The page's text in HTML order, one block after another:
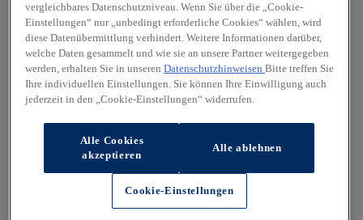
vergleichbares Datenschutzniveau. Wenn Sie über die „Cookie-
Einstellungen“ nur „unbedingt erforderliche Cookies“ wählen, wird
diese Datenübermittlung verhindert. Weitere Informationen darüber,
welche Daten gesammelt und wie sie an unsere Partner weitergegeben
werden, erhalten Sie in unseren Datenschutzhinweisen Bitte treffen Sie
Ihre individuellen Einstellungen. Sie können Ihre Einwilligung auch
jederzeit in den „Cookie-Einstellungen“ widerrufen.
Alle Cookies
akzeptieren
Alle ablehnen
Cookie-Einstellungen